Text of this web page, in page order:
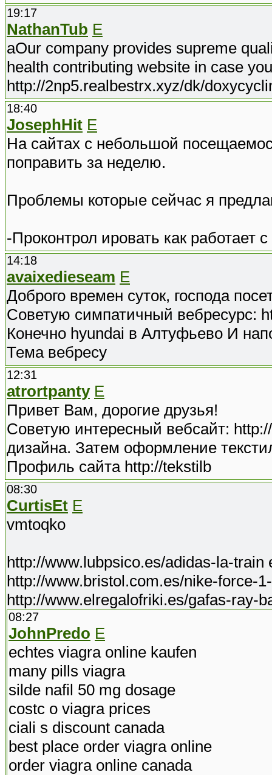
19:17
NathanTub E
aOur company provides supreme
health contributing website in case
http://2np5.realbestrx.xyz/dk/
18:40
JosephHit E
На сайтах с небольшой
поправить за неделю.
Проблемы которые сейчас я
-Проконтрол ировать как работает
14:18
avaixedieseam E
Доброго времен суток, господа
Советую симпатичный вебресурс:
Конечно hyundai в Алтуфьево И
Тема вебресу
12:31
atrortpanty E
Привет Вам, дорогие друзья!
Советую интересный вебсайт:
дизайна. Затем оформление
Профиль сайта http://tekstilb
08:30
CurtisEt E
vmtoqko
http://www.lubpsico.es/adidas-la-train
http://www.bristol.com.es/nike-force-
http://www.elregalofriki.es/gafas-ray-
08:27
JohnPredo E
echtes viagra online kaufen
many pills viagra
silde nafil 50 mg dosage
costc o viagra prices
ciali s discount canada
best place order viagra online
order viagra online canada